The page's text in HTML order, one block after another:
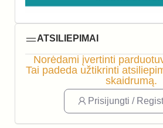
ATSILIEPIMAI
Norėdami įvertinti
Tai padeda užtikrinti
skaidrumą.
Prisijungti /